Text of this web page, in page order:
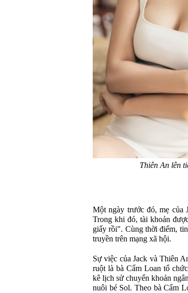
Thiên An lên
Một ngày trước đó, mẹ của
Trong khi đó, tài khoản
giấy rồi". Cùng thời điểm,
truyền trên mạng xã hội.
Sự việc của Jack và Thiên
ruột là bà Cẩm Loan tổ
kê lịch sử chuyển khoản
nuôi bé Sol. Theo bà Cẩm